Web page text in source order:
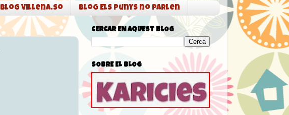
Blog Villena.so Blog Els punys no parlen
CERCAR EN AQUEST BLOG
SOBRE EL BLOG